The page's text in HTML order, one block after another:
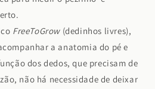
FreeToGrow (dedinhos livres),
a anatomia do pé e
dos dedos, que precisam de
não há necessidade de deixar